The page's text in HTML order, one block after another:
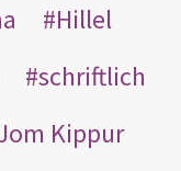
Hillel
schriftlich
Kippur